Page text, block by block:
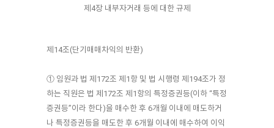
제4장 내부자거래 등에 대한 규제
제14조(단기매매차익의 반환)
① 임원과 법 제172조 제1항 및 법 시행령 제194조가 정
하는 직원은 법 제172조 제1항의 특정증권등(이하 “특정
증권등”이라 한다)을 매수한 후 6개월 이내에 매도하거
나 특정증권등을 매도한 후 6개월 이내에 매수하여 이익